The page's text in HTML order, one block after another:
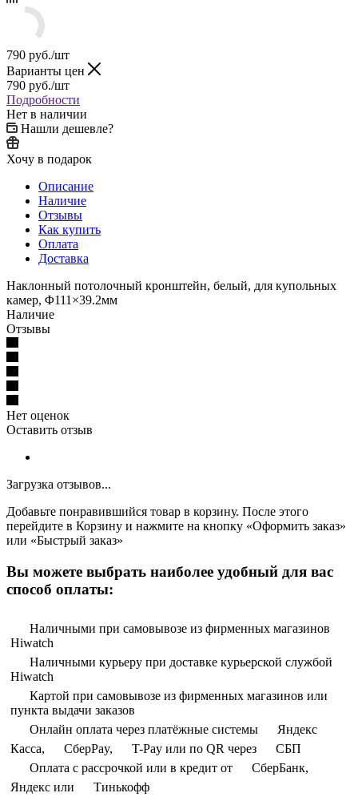
790 руб./шт
Варианты цен
790 руб./шт
Подробности
Нет в наличии
Нашли дешевле?
Хочу в подарок
Описание
Наличие
Отзывы
Как купить
Оплата
Доставка
Наклонный потолочный кронштейн, белый, для купольных
камер, Φ111×39.2мм
Наличие
Отзывы
Нет оценок
Оставить отзыв
Загрузка отзывов...
Добавьте понравившийся товар в корзину. После этого
перейдите в Корзину и нажмите на кнопку «Оформить заказ»
или «Быстрый заказ»
Вы можете выбрать наиболее удобный для вас
способ оплаты:
Наличными при самовывозе из фирменных магазинов
Hiwatch
Наличными курьеру при доставке курьерской службой
Hiwatch
Картой при самовывозе из фирменных магазинов или
пункта выдачи заказов
Онлайн оплата через платёжные системы
Яндекс
Касса,
СберPay, T-Pay или по QR через
СБП
Оплата с рассрочкой или в кредит от
СберБанк,
Яндекс или
Тинькофф